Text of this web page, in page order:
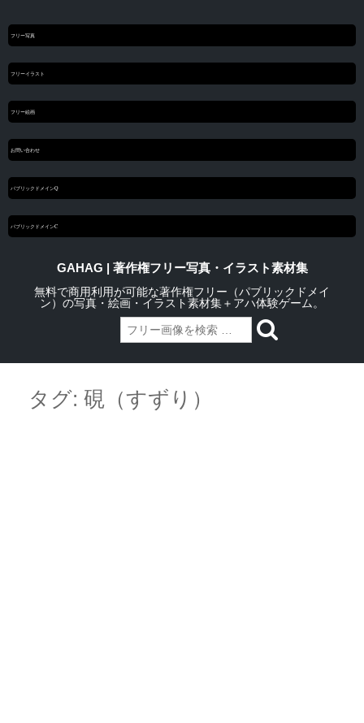
フリー写真
フリーイラスト
フリー絵画
お問い合わせ
パブリックドメインQ
パブリックドメインC
GAHAG | 著作権フリー写真・イラスト素材集
無料で商用利用が可能な著作権フリー（パブリックドメイ
ン）の写真・絵画・イラスト素材集＋アハ体験ゲーム。
contentタグ: 硯（すずり）